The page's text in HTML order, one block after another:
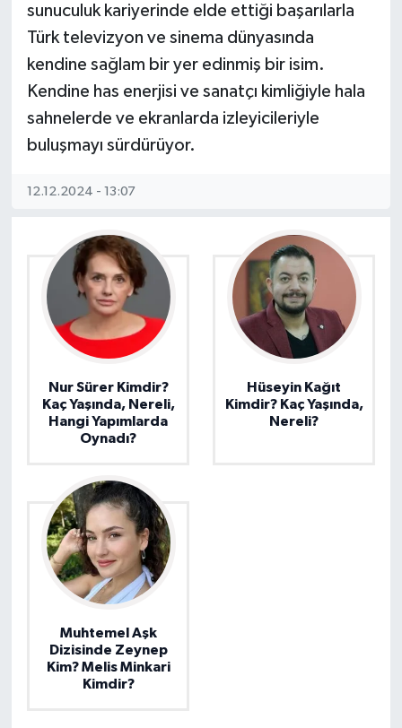
sunuculuk kariyerinde elde ettiği başarılarla
Türk televizyon ve sinema dünyasında
kendine sağlam bir yer edinmiş bir isim.
Kendine has enerjisi ve sanatçı kimliğiyle hala
sahnelerde ve ekranlarda izleyicileriyle
buluşmayı sürdürüyor.
12.12.2024 - 13:07
Nur Sürer Kimdir?
Kaç Yaşında, Nereli,
Hangi Yapımlarda
Oynadı?
Hüseyin Kağıt
Kimdir? Kaç Yaşında,
Nereli?
Muhtemel Aşk
Dizisinde Zeynep
Kim? Melis Minkari
Kimdir?